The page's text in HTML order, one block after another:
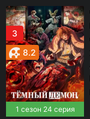
3
1 сезон 24 серия
8.2